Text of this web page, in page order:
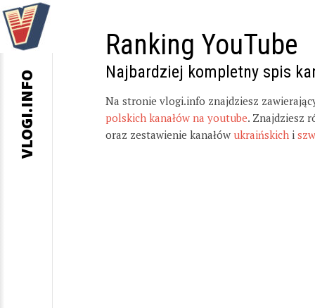
Ranking YouTube
Najbardziej kompletny spis
Na stronie vlogi.info znajdziesz
polskich kanałów na youtube. Znajdziesz
oraz zestawienie kanałów ukraińskich i
VLOGI.INFO